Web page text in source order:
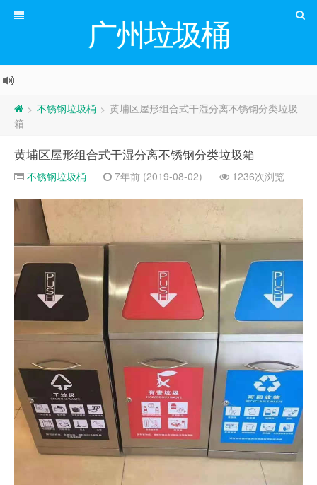
广州垃圾桶
> 不锈钢垃圾桶 > 黄埔区屋形组合式干湿分离不锈钢分类垃圾
箱
黄埔区屋形组合式干湿分离不锈钢分类垃圾箱
不锈钢垃圾桶 7年前 (2019-08-02) 1236次浏览